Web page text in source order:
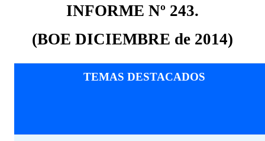
INFORME Nº 243.
(BOE DICIEMBRE de 2014)
TEMAS DESTACADOS